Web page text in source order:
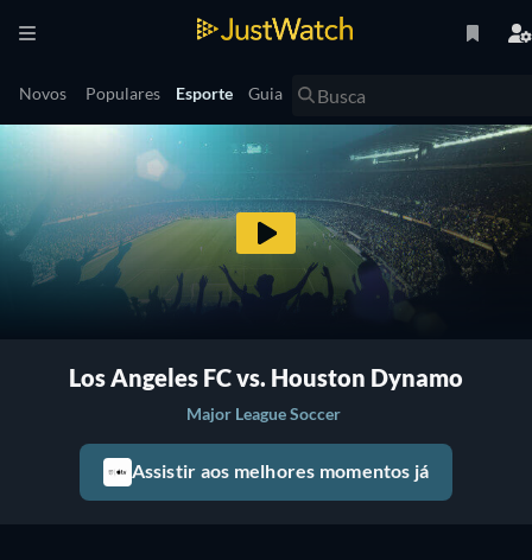
Novos Populares Esporte Guia
Los Angeles FC vs. Houston Dynamo
Major League Soccer
Assistir aos melhores momentos já